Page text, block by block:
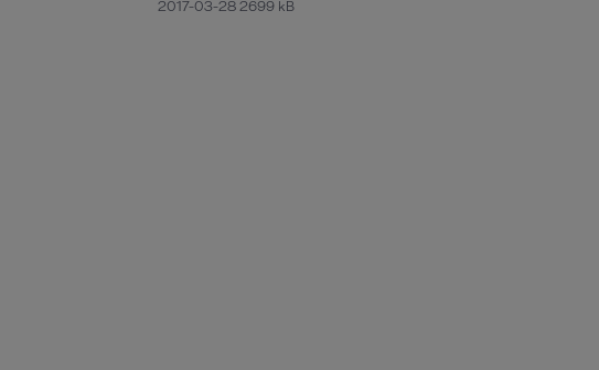
2017-03-28 2699 kB